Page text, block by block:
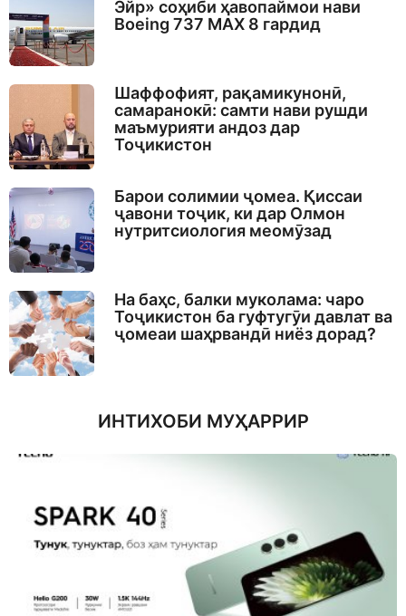
Эйр» соҳиби ҳавопаймои нави
Boeing 737 MAX 8 гардид
Шаффофият, рақамикунонӣ,
самаранокӣ: самти нави рушди
маъмурияти андоз дар
Тоҷикистон
Барои солимии ҷомеа. Қиссаи
ҷавони тоҷик, ки дар Олмон
нутритсиология меомӯзад
На баҳс, балки муколама: чаро
Тоҷикистон ба гуфтугӯи давлат ва
ҷомеаи шаҳрвандӣ ниёз дорад?
ИНТИХОБИ МУҲАРРИР